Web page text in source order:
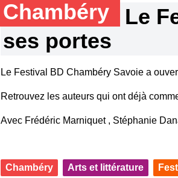
Chambéry
Le
ses portes
Le Festival BD Chambéry Savoie a
Retrouvez les auteurs qui ont déjà
Avec Frédéric Marniquet , Stéphanie
Chambéry Arts et littérature